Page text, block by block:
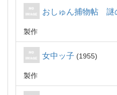
おしゅん捕物帖 謎
製作
女中ッ子 1955
製作